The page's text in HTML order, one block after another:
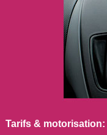
Tarifs & motorisation: